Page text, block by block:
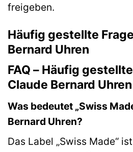
freigeben.
Häufig gestellte
Bernard Uhren
FAQ – Häufig
Claude Bernard Uhren
Was bedeutet „Swiss
Bernard Uhren?
Das Label „Swiss Made“